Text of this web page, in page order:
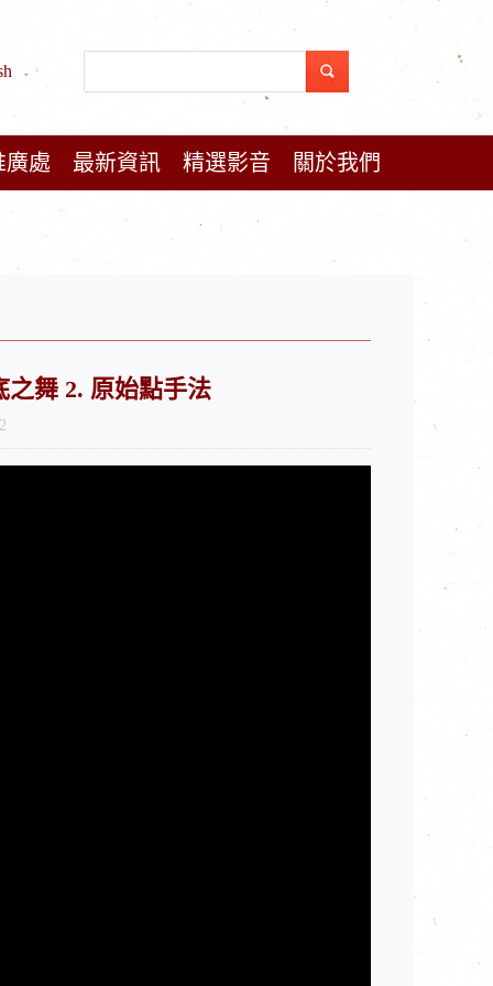
廣處 最新資訊 精選影音 關於我們
之舞 2. 原始點手法